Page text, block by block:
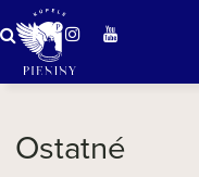
Ostatné